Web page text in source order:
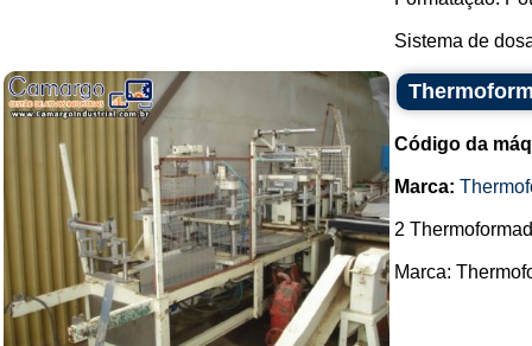
Sistema de
Código da
Marca:
2
Marca: